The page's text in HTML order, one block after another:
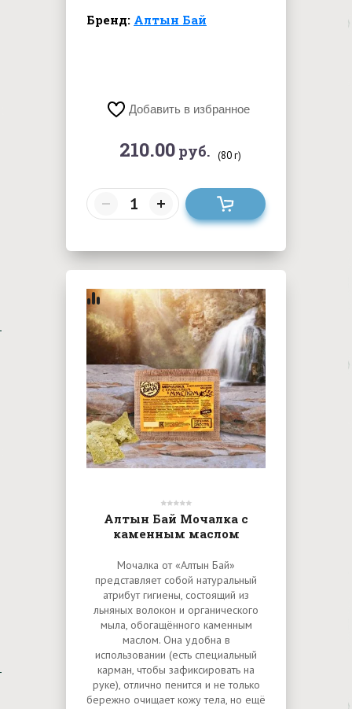
Бренд: Алтын Бай
Добавить в избранное
210.00руб. (80 г)
Алтын Бай Мочалка с
каменным маслом
Мочалка от «Алтын Бай»
представляет собой натуральный
атрибут гигиены, состоящий из
льняных волокон и органического
мыла, обогащённого каменным
маслом. Она удобна в
использовании (есть специальный
карман, чтобы зафиксировать на
руке), отлично пенится и не только
бережно очищает кожу тела, но ещё